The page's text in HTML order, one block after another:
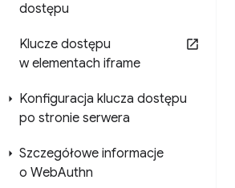
dostępu
Klucze dostępu
w elementach iframe
Konfiguracja klucza dostępu
po stronie serwera
Szczegółowe informacje
o WebAuthn